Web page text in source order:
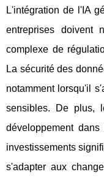
L'intégration de l'IA
entreprises doivent
complexe de
La sécurité des
notamment lorsqu'il
sensibles. De plus,
développement
investissements
s'adapter aux